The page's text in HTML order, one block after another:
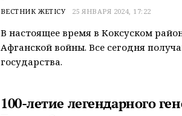
ВЕСТНИК ЖЕТІСУ 25 ЯНВАРЯ 2024, 17:22
В настоящее время в Коксуском
Афганской войны. Все сегодня
государства.
100-летие легендарного